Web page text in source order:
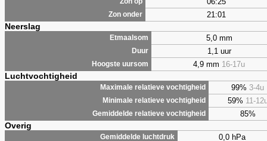
Zon onder 21:01
Neerslag
Etmaalsom 5,0 mm
Duur 1,1 uur
Hoogste uursom 4,9 mm 16-17u
Luchtvochtigheid
Maximale relatieve vochtigheid 99% 3-4u
Minimale relatieve vochtigheid 59% 11-
Gemiddelde relatieve vochtigheid 85%
Overig
Gemiddelde luchtdruk 0,0 hPa